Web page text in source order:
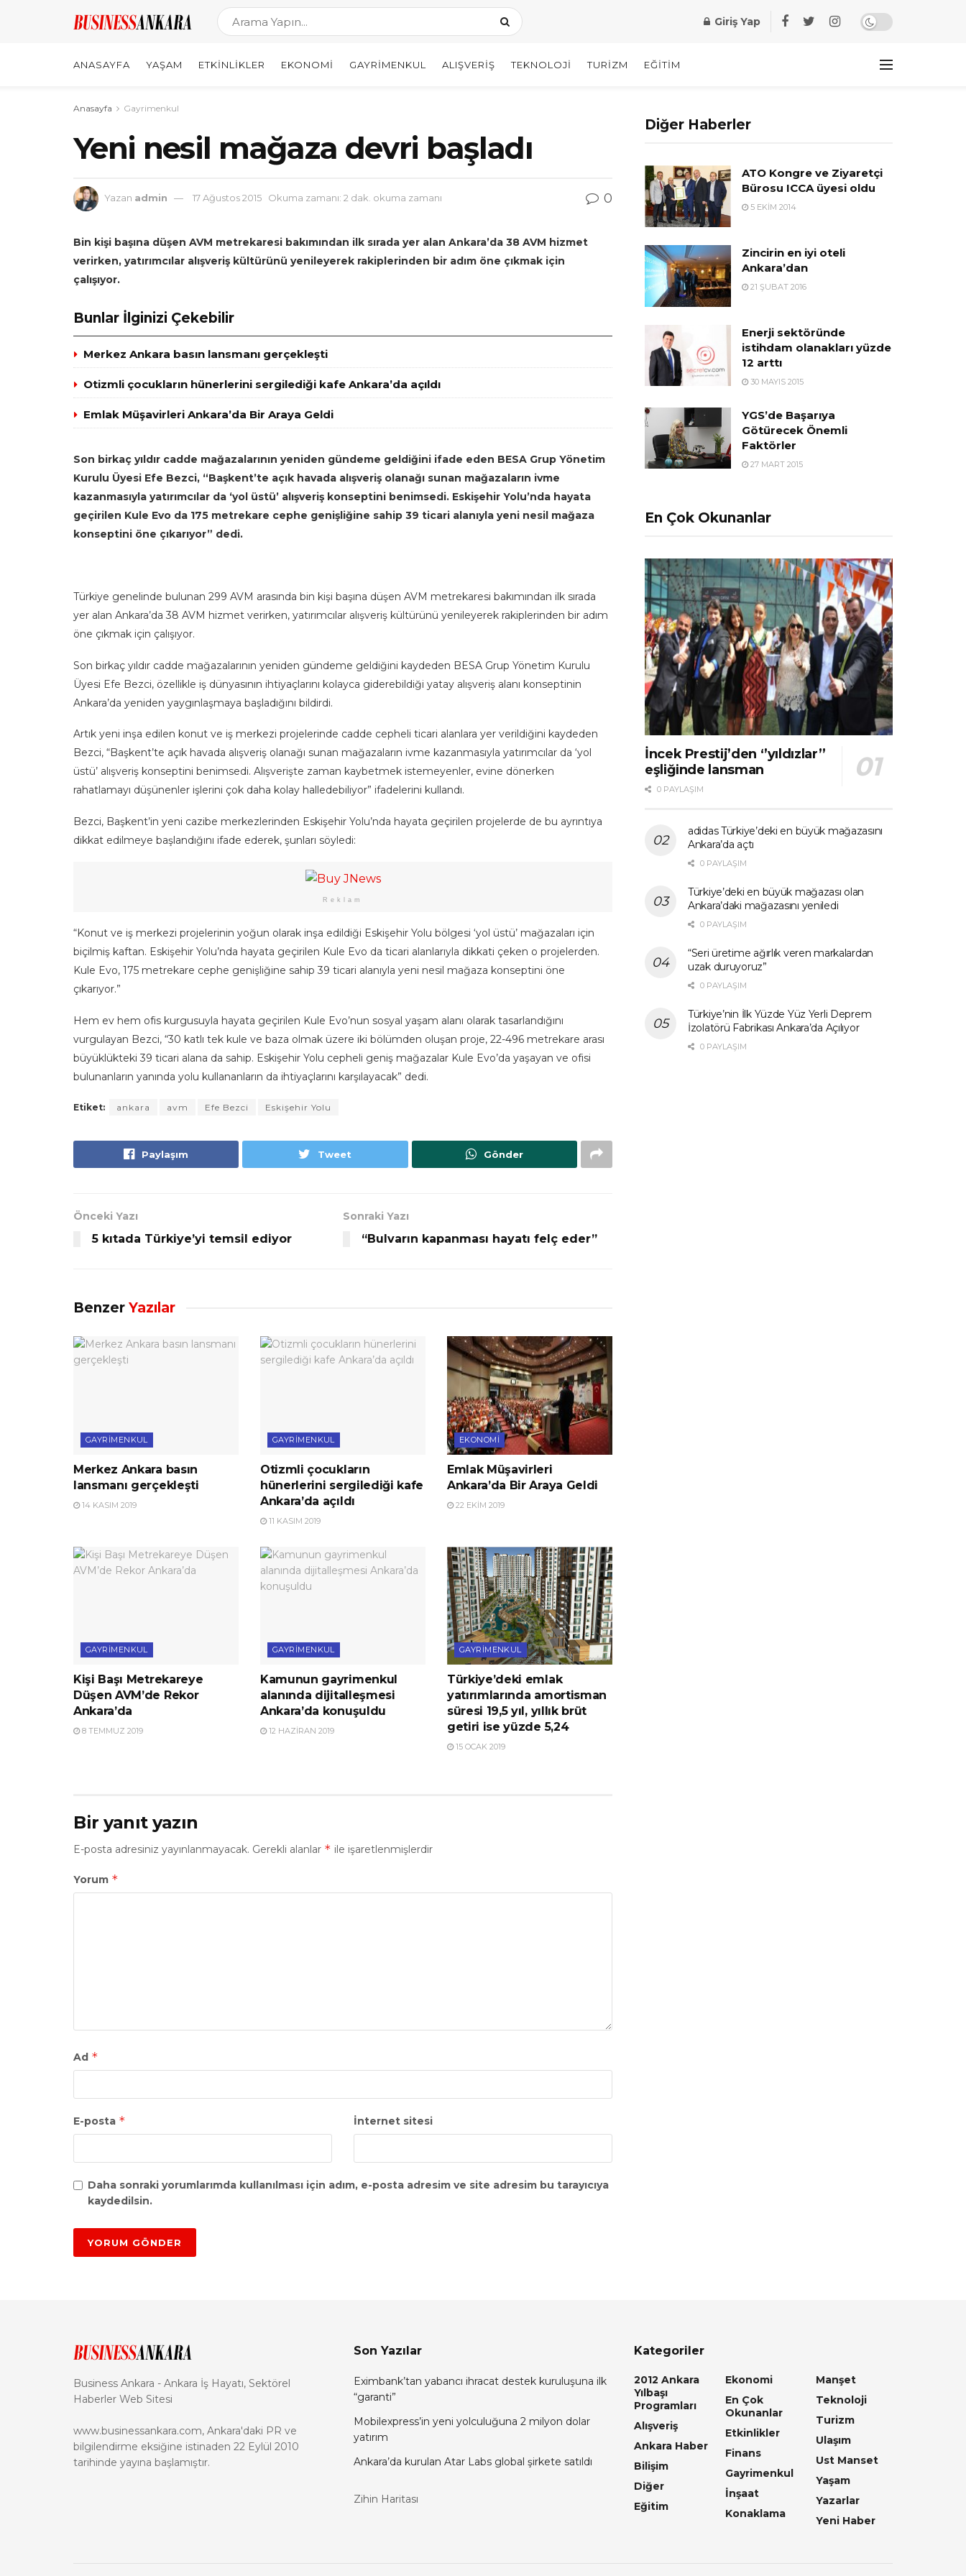
Giriş Yap
ANASAYFA YAŞAM ETKINLIKLER EKONOMI GAYRIMENKUL ALIŞVERIŞ TEKNOLOJI TURIZM EĞITIM
Anasayfa Gayrimenkul
Yeni nesil mağaza devri başladı
Yazan admin 17 Ağustos 2015 Okuma zamanı: 2 dak. okuma zamanı 0
Bin kişi başına düşen AVM metrekaresi bakımından ilk sırada yer alan Ankara’da 38 AVM hizmet
verirken, yatırımcılar alışveriş kültürünü yenileyerek rakiplerinden bir adım öne çıkmak için
çalışıyor.
Bunlar İlginizi Çekebilir
Merkez Ankara basın lansmanı gerçekleşti
Otizmli çocukların hünerlerini sergilediği kafe Ankara’da açıldı
Emlak Müşavirleri Ankara’da Bir Araya Geldi
Son birkaç yıldır cadde mağazalarının yeniden gündeme geldiğini ifade eden BESA Grup Yönetim
Kurulu Üyesi Efe Bezci, “Başkent’te açık havada alışveriş olanağı sunan mağazaların ivme
kazanmasıyla yatırımcılar da ‘yol üstü’ alışveriş konseptini benimsedi. Eskişehir Yolu’nda hayata
geçirilen Kule Evo da 175 metrekare cephe genişliğine sahip 39 ticari alanıyla yeni nesil mağaza
konseptini öne çıkarıyor” dedi.
Türkiye genelinde bulunan 299 AVM arasında bin kişi başına düşen AVM metrekaresi bakımından ilk sırada
yer alan Ankara’da 38 AVM hizmet verirken, yatırımcılar alışveriş kültürünü yenileyerek rakiplerinden bir adım
öne çıkmak için çalışıyor.
Son birkaç yıldır cadde mağazalarının yeniden gündeme geldiğini kaydeden BESA Grup Yönetim Kurulu
Üyesi Efe Bezci, özellikle iş dünyasının ihtiyaçlarını kolayca giderebildiği yatay alışveriş alanı konseptinin
Ankara’da yeniden yaygınlaşmaya başladığını bildirdi.
Artık yeni inşa edilen konut ve iş merkezi projelerinde cadde cepheli ticari alanlara yer verildiğini kaydeden
Bezci, “Başkent’te açık havada alışveriş olanağı sunan mağazaların ivme kazanmasıyla yatırımcılar da ‘yol
üstü’ alışveriş konseptini benimsedi. Alışverişte zaman kaybetmek istemeyenler, evine dönerken
rahatlamayı düşünenler işlerini çok daha kolay halledebiliyor” ifadelerini kullandı.
Bezci, Başkent’in yeni cazibe merkezlerinden Eskişehir Yolu’nda hayata geçirilen projelerde de bu ayrıntıya
dikkat edilmeye başlandığını ifade ederek, şunları söyledi:
Reklam
“Konut ve iş merkezi projelerinin yoğun olarak inşa edildiği Eskişehir Yolu bölgesi ‘yol üstü’ mağazaları için
biçilmiş kaftan. Eskişehir Yolu’nda hayata geçirilen Kule Evo da ticari alanlarıyla dikkati çeken o projelerden.
Kule Evo, 175 metrekare cephe genişliğine sahip 39 ticari alanıyla yeni nesil mağaza konseptini öne
çıkarıyor.”
Hem ev hem ofis kurgusuyla hayata geçirilen Kule Evo’nun sosyal yaşam alanı olarak tasarlandığını
vurgulayan Bezci, “30 katlı tek kule ve baza olmak üzere iki bölümden oluşan proje, 22-496 metrekare arası
büyüklükteki 39 ticari alana da sahip. Eskişehir Yolu cepheli geniş mağazalar Kule Evo’da yaşayan ve ofisi
bulunanların yanında yolu kullananların da ihtiyaçlarını karşılayacak” dedi.
Etiket: ankara avm Efe Bezci Eskişehir Yolu
Paylaşım Tweet Gönder
Önceki Yazı
5 kıtada Türkiye’yi temsil ediyor
Sonraki Yazı
“Bulvarın kapanması hayatı felç eder”
Benzer Yazılar
GAYRIMENKUL
Merkez Ankara basın
lansmanı gerçekleşti
14 KASIM 2019
GAYRIMENKUL
Otizmli çocukların
hünerlerini sergilediği kafe
Ankara’da açıldı
11 KASIM 2019
EKONOMI
Emlak Müşavirleri
Ankara’da Bir Araya Geldi
22 EKIM 2019
GAYRIMENKUL
Kişi Başı Metrekareye
Düşen AVM’de Rekor
Ankara’da
8 TEMMUZ 2019
GAYRIMENKUL
Kamunun gayrimenkul
alanında dijitalleşmesi
Ankara’da konuşuldu
12 HAZIRAN 2019
GAYRIMENKUL
Türkiye’deki emlak
yatırımlarında amortisman
süresi 19,5 yıl, yıllık brüt
getiri ise yüzde 5,24
15 OCAK 2019
Bir yanıt yazın
E-posta adresiniz yayınlanmayacak. Gerekli alanlar * ile işaretlenmişlerdir
Yorum *
Ad *
E-posta * İnternet sitesi
Daha sonraki yorumlarımda kullanılması için adım, e-posta adresim ve site adresim bu tarayıcıya
kaydedilsin.
Diğer Haberler
ATO Kongre ve Ziyaretçi
Bürosu ICCA üyesi oldu
5 EKIM 2014
Zincirin en iyi oteli
Ankara’dan
21 ŞUBAT 2016
Enerji sektöründe
istihdam olanakları yüzde
12 arttı
30 MAYIS 2015
YGS’de Başarıya
Götürecek Önemli
Faktörler
27 MART 2015
En Çok Okunanlar
İncek Prestij’den ‘’yıldızlar’’
eşliğinde lansman
0 PAYLAŞIM
adidas Türkiye’deki en büyük mağazasını
Ankara’da açtı
0 PAYLAŞIM
Türkiye’deki en büyük mağazası olan
Ankara’daki mağazasını yeniledi
0 PAYLAŞIM
“Seri üretime ağırlık veren markalardan
uzak duruyoruz”
0 PAYLAŞIM
Türkiye’nin İlk Yüzde Yüz Yerli Deprem
İzolatörü Fabrikası Ankara’da Açılıyor
0 PAYLAŞIM
Business Ankara - Ankara İş Hayatı, Sektörel
Haberler Web Sitesi
www.businessankara.com, Ankara'daki PR ve
bilgilendirme eksiğine istinaden 22 Eylül 2010
tarihinde yayına başlamıştır.
Son Yazılar
Eximbank’tan yabancı ihracat destek kuruluşuna ilk
“garanti”
Mobilexpress’in yeni yolculuğuna 2 milyon dolar
yatırım
Ankara’da kurulan Atar Labs global şirkete satıldı
Zihin Haritası
Kategoriler
2012 Ankara
Yılbaşı
Programları
Alışveriş
Ankara Haber
Bilişim
Diğer
Eğitim
Ekonomi
En Çok
Okunanlar
Etkinlikler
Finans
Gayrimenkul
İnşaat
Konaklama
Manşet
Teknoloji
Turizm
Ulaşım
Ust Manset
Yaşam
Yazarlar
Yeni Haber